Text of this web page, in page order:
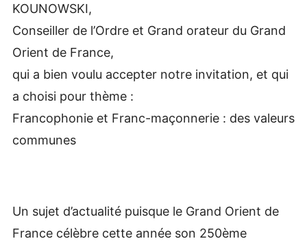
KOUNOWSKI,
Conseiller de l’Ordre et Grand orateur du Grand
Orient de France,
qui a bien voulu accepter notre invitation, et qui
a choisi pour thème :
Francophonie et Franc-maçonnerie : des valeurs
communes
Un sujet d’actualité puisque le Grand Orient de
France célèbre cette année son 250ème